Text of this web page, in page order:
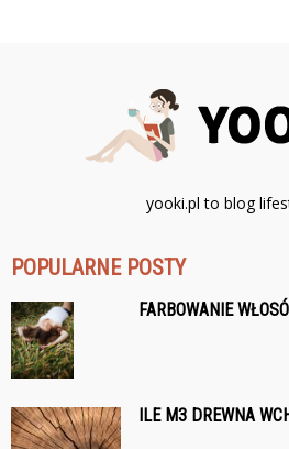
yooki.pl to blog
POPULARNE POSTY
FARBOWANIE
ILE M3 DREWNA